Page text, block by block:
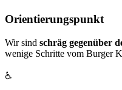
Orientierungspunkt
Wir sind schräg gegenüber
wenige Schritte vom Burger
♿